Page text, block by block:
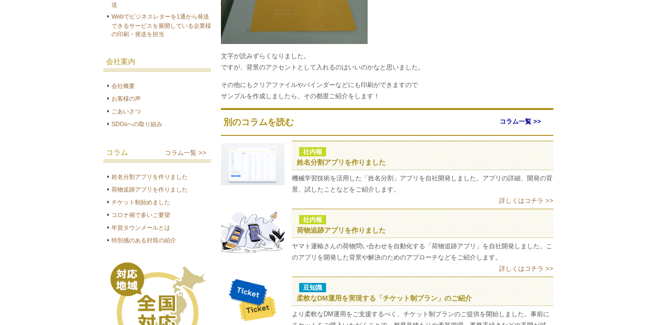
送
Webでビジネスレターを1通から発送
できるサービスを展開している企業様
の印刷・発送を担当
会社案内
会社概要
お客様の声
ごあいさつ
SDGsへの取り組み
コラム コラム一覧 >>
姓名分割アプリを作りました
荷物追跡アプリを作りました
チケット制始めました
コロナ禍で多いご要望
年賀タウンメールとは
特別感のある封筒の紹介
文字が読みずらくなりました。
ですが、背景のアクセントとして入れるのはいいのかなと思いました。
その他にもクリアファイルやバインダーなどにも印刷ができますので
サンプルを作成しましたら、その都度ご紹介をします！
別のコラムを読む コラム一覧 >>
社内報
姓名分割アプリを作りました
機械学習技術を活用した「姓名分割」アプリを自社開発しました。アプリの詳細、開発の背
景、試したことなどをご紹介します。
詳しくはコチラ >>
社内報
荷物追跡アプリを作りました
ヤマト運輸さんの荷物問い合わせを自動化する「荷物追跡アプリ」を自社開発しました。こ
のアプリを開発した背景や解決のためのアプローチなどをご紹介します。
詳しくはコチラ >>
豆知識
柔軟なDM運用を実現する「チケット制プラン」のご紹介
より柔軟なDM運用をご支援するべく、チケット制プランのご提供を開始しました。事前に